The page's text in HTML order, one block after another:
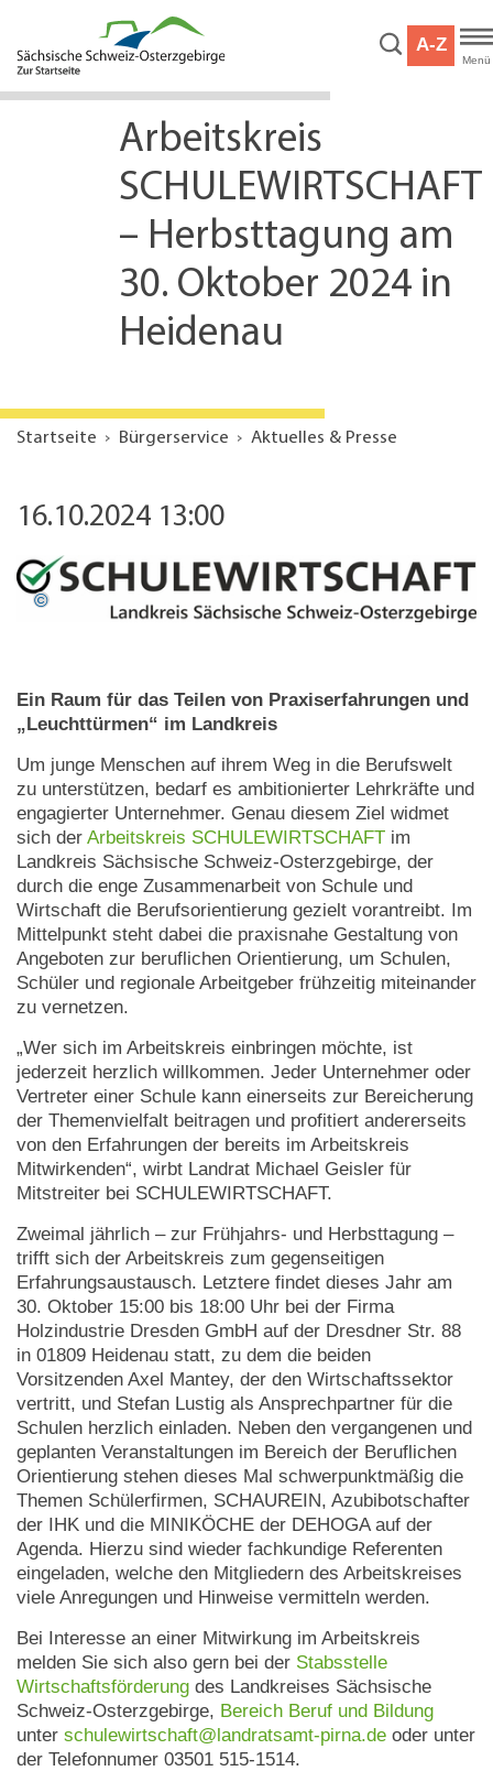
Hauptinhalt
Service
A-Z
Menü
Arbeitskreis
SCHULEWIRTSCHAFT
– Herbsttagung am
30. Oktober 2024 in
Heidenau
Startseite Bürgerservice Aktuelles & Presse
16.10.2024 13:00
Ein Raum für das Teilen von Praxiserfahrungen und
„Leuchttürmen“ im Landkreis
Um junge Menschen auf ihrem Weg in die Berufswelt
zu unterstützen, bedarf es ambitionierter Lehrkräfte und
engagierter Unternehmer. Genau diesem Ziel widmet
sich der Arbeitskreis SCHULEWIRTSCHAFT im
Landkreis Sächsische Schweiz-Osterzgebirge, der
durch die enge Zusammenarbeit von Schule und
Wirtschaft die Berufsorientierung gezielt vorantreibt. Im
Mittelpunkt steht dabei die praxisnahe Gestaltung von
Angeboten zur beruflichen Orientierung, um Schulen,
Schüler und regionale Arbeitgeber frühzeitig miteinander
zu vernetzen.
„Wer sich im Arbeitskreis einbringen möchte, ist
jederzeit herzlich willkommen. Jeder Unternehmer oder
Vertreter einer Schule kann einerseits zur Bereicherung
der Themenvielfalt beitragen und profitiert andererseits
von den Erfahrungen der bereits im Arbeitskreis
Mitwirkenden“, wirbt Landrat Michael Geisler für
Mitstreiter bei SCHULEWIRTSCHAFT.
Zweimal jährlich – zur Frühjahrs- und Herbsttagung –
trifft sich der Arbeitskreis zum gegenseitigen
Erfahrungsaustausch. Letztere findet dieses Jahr am
30. Oktober 15:00 bis 18:00 Uhr bei der Firma
Holzindustrie Dresden GmbH auf der Dresdner Str. 88
in 01809 Heidenau statt, zu dem die beiden
Vorsitzenden Axel Mantey, der den Wirtschaftssektor
vertritt, und Stefan Lustig als Ansprechpartner für die
Schulen herzlich einladen. Neben den vergangenen und
geplanten Veranstaltungen im Bereich der Beruflichen
Orientierung stehen dieses Mal schwerpunktmäßig die
Themen Schülerfirmen, SCHAUREIN, Azubibotschafter
der IHK und die MINIKÖCHE der DEHOGA auf der
Agenda. Hierzu sind wieder fachkundige Referenten
eingeladen, welche den Mitgliedern des Arbeitskreises
viele Anregungen und Hinweise vermitteln werden.
Bei Interesse an einer Mitwirkung im Arbeitskreis
melden Sie sich also gern bei der Stabsstelle
Wirtschaftsförderung des Landkreises Sächsische
Schweiz-Osterzgebirge, Bereich Beruf und Bildung
unter schulewirtschaft@landratsamt-pirna.de oder unter
der Telefonnumer 03501 515-1514.